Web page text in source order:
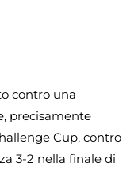
contro una
precisamente
Cup, contro
3-2 nella finale di